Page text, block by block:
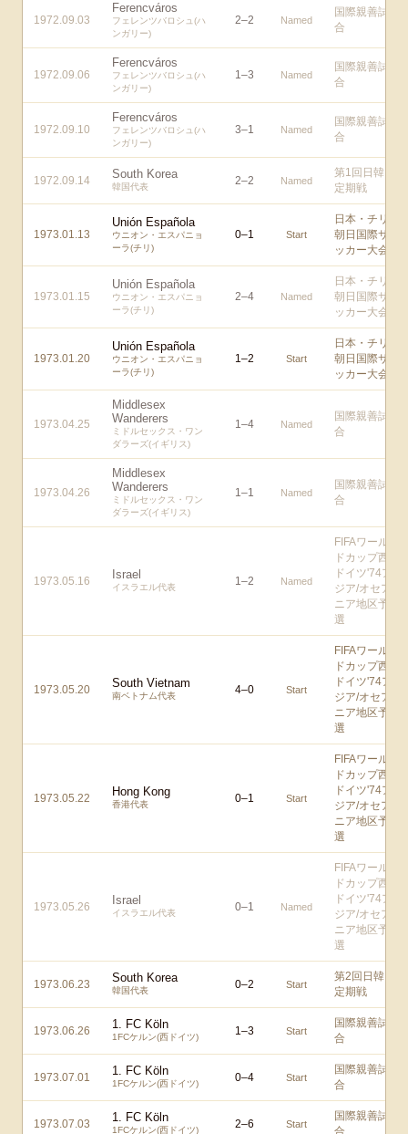
1972.09.03
Ferencváros
フェレンツバロシュ(ハ
ンガリー)
2–2 Named
国際親善試
合
1972.09.06
Ferencváros
フェレンツバロシュ(ハ
ンガリー)
1–3 Named
国際親善試
合
1972.09.10
Ferencváros
フェレンツバロシュ(ハ
ンガリー)
3–1 Named
国際親善試
合
1972.09.14 South Korea
韓国代表 2–2 Named
第1回日韓
定期戦
1973.01.13
Unión Española
ウニオン・エスパニョ
ーラ(チリ)
0–1 Start
日本・チリ
朝日国際サ
ッカー大会
1973.01.15
Unión Española
ウニオン・エスパニョ
ーラ(チリ)
2–4 Named
日本・チリ
朝日国際サ
ッカー大会
1973.01.20
Unión Española
ウニオン・エスパニョ
ーラ(チリ)
1–2 Start
日本・チリ
朝日国際サ
ッカー大会
1973.04.25
Middlesex
Wanderers
ミドルセックス・ワン
ダラーズ(イギリス)
1–4 Named
国際親善試
合
1973.04.26
Middlesex
Wanderers
ミドルセックス・ワン
ダラーズ(イギリス)
1–1 Named
国際親善試
合
1973.05.16 Israel
イスラエル代表 1–2 Named
FIFAワール
ドカップ西
ドイツ'74ア
ジア/オセア
ニア地区予
選
1973.05.20 South Vietnam
南ベトナム代表 4–0 Start
FIFAワール
ドカップ西
ドイツ'74ア
ジア/オセア
ニア地区予
選
1973.05.22 Hong Kong
香港代表 0–1 Start
FIFAワール
ドカップ西
ドイツ'74ア
ジア/オセア
ニア地区予
選
1973.05.26 Israel
イスラエル代表 0–1 Named
FIFAワール
ドカップ西
ドイツ'74ア
ジア/オセア
ニア地区予
選
1973.06.23 South Korea
韓国代表 0–2 Start
第2回日韓
定期戦
1973.06.26 1. FC Köln
1FCケルン(西ドイツ) 1–3 Start
国際親善試
合
1973.07.01 1. FC Köln
1FCケルン(西ドイツ) 0–4 Start
国際親善試
合
1973.07.03 1. FC Köln
1FCケルン(西ドイツ) 2–6 Start
国際親善試
合